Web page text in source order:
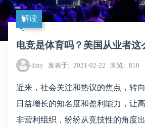
解读
电竞是体育吗？美国从业者这
dzty 发表于 2021-02-22 浏览 810
近来，社会关注和热议的焦点，转
日益增长的知名度和盈利能力，让
非营利组织，纷纷从竞技性的角度